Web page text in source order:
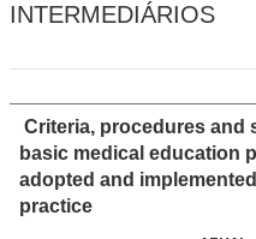
INTERMEDIÁRIOS
Criteria, procedures and
basic medical education
adopted and
practice